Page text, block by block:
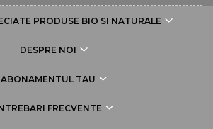
PRODUSE BIO SI NATURALE
DESPRE NOI
ABONAMENTUL TAU
FRECVENTE